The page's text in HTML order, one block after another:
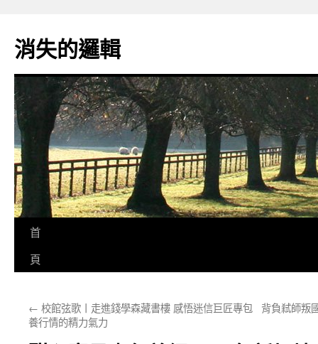
主
要
消失的邏輯
首
頁
← 校館弦歌丨走進錢學森藏書樓 感悟迷信巨匠專包
養行情的精力氣力
背負弒師叛